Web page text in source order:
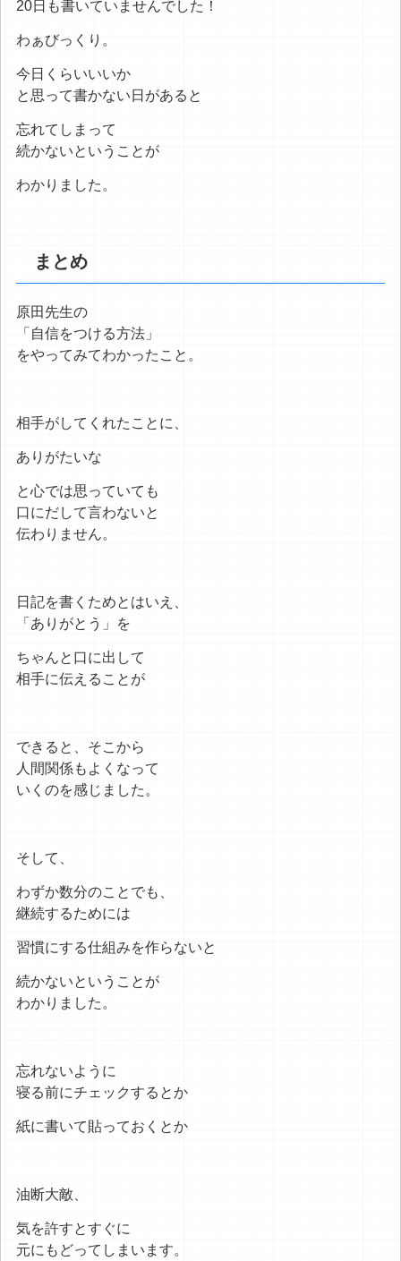
20日も書いていませんでした！
わぁびっくり。
今日くらいいいか
と思って書かない日があると
忘れてしまって
続かないということが
わかりました。
まとめ
原田先生の
「自信をつける方法」
をやってみてわかったこと。
相手がしてくれたことに、
ありがたいな
と心では思っていても
口にだして言わないと
伝わりません。
日記を書くためとはいえ、
「ありがとう」を
ちゃんと口に出して
相手に伝えることが
できると、そこから
人間関係もよくなって
いくのを感じました。
そして、
わずか数分のことでも、
継続するためには
習慣にする仕組みを作らないと
続かないということが
わかりました。
忘れないように
寝る前にチェックするとか
紙に書いて貼っておくとか
油断大敵、
気を許すとすぐに
元にもどってしまいます。